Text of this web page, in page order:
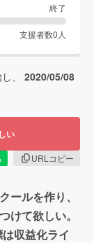
終了
支援者数0 人
、 2020/05/08
い
URLコピー
ルを作り、
けて欲しい。
収益化ライ